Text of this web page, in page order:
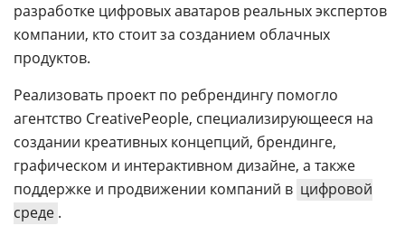
разработке цифровых аватаров реальных экспертов
компании, кто стоит за созданием облачных
продуктов.
Реализовать проект по ребрендингу помогло
агентство CreativePeople, специализирующееся на
создании креативных концепций, брендинге,
графическом и интерактивном дизайне, а также
поддержке и продвижении компаний в цифровой
среде .